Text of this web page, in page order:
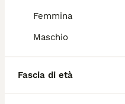
Femmina
Maschio
Fascia di età
dell'allevatore e la
Chow è